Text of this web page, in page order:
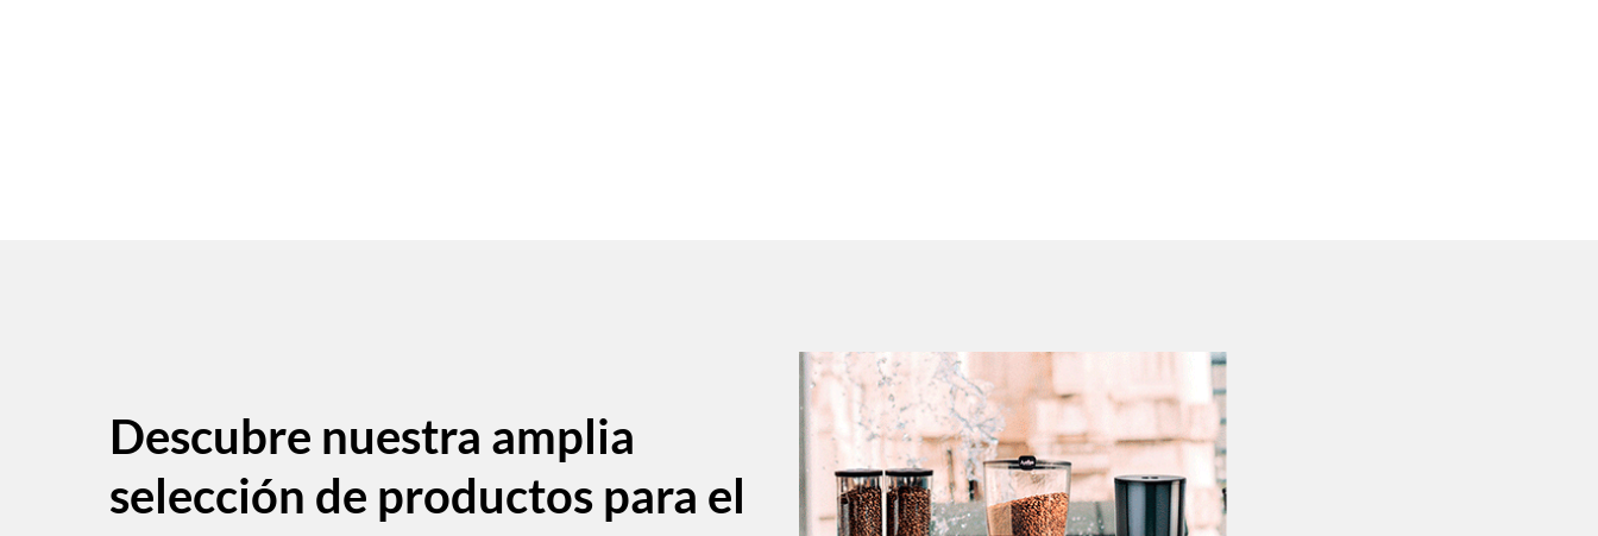
Descubre nuestra amplia
selección de productos para el